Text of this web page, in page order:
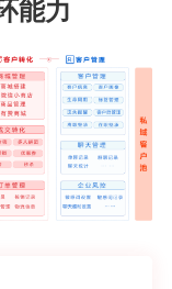
能力